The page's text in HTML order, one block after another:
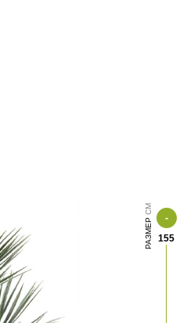
РАЗМЕР 155